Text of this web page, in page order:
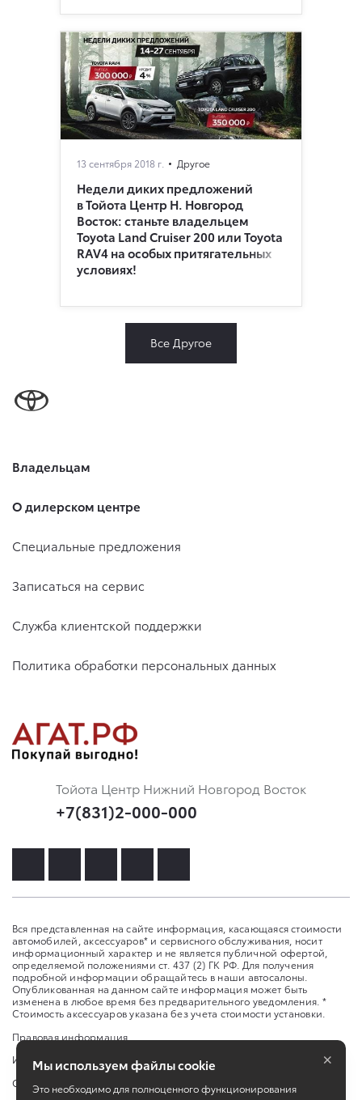
13 сентября 2018 г. Другое
Недели диких предложений
в Тойота Центр Н. Новгород
Восток: станьте владельцем
Toyota Land Cruiser 200 или Toyota
RAV4 на особых притягательных
условиях!
Все Другое
Владельцам
О дилерском центре
Специальные предложения
Записаться на сервис
Служба клиентской поддержки
Политика обработки персональных данных
Тойота Центр Нижний Новгород Восток
+7(831)2-000-000
Вся представленная на сайте информация, касающаяся стоимости
автомобилей, аксессуаров* и сервисного обслуживания, носит
информационный характер и не является публичной офертой,
определяемой положениями ст. 437 (2) ГК РФ. Для получения
подробной информации обращайтесь в наши автосалоны.
Опубликованная на данном сайте информация может быть
изменена в любое время без предварительного уведомления. *
Стоимость аксессуаров указана без учета стоимости установки.
Правовая информация
Изменить настройку cookies
Сбросить cookie
Мы используем файлы cookie
Это необходимо для полноценного функционирования
×